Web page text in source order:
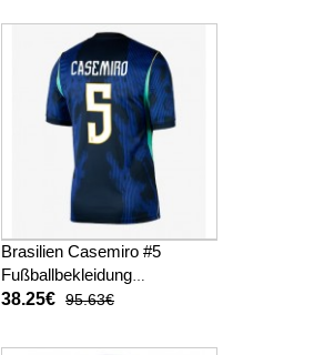
Brasilien Casemiro #5
Fußballbekleidung
Auswärtstrikot WM 2026
38.25€ 95.63€